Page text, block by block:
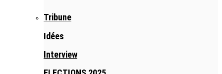
Tribune
Idées
Interview